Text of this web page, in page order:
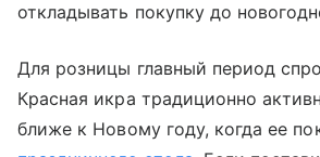
откладывать покупку до
Для розницы главный период
Красная икра традиционно
ближе к Новому году, когда ее